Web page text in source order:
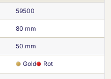
59500
80 mm
50 mm
Gold Rot